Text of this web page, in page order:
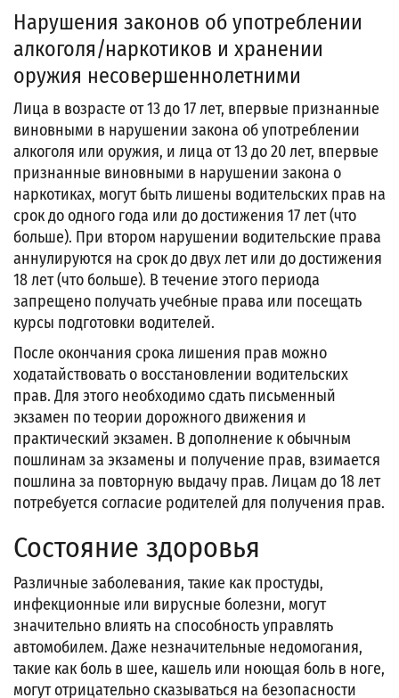
Нарушения законов об употреблении
алкоголя/наркотиков и хранении
оружия несовершеннолетними
Лица в возрасте от 13 до 17 лет, впервые признанные
виновными в нарушении закона об употреблении
алкоголя или оружия, и лица от 13 до 20 лет, впервые
признанные виновными в нарушении закона о
наркотиках, могут быть лишены водительских прав на
срок до одного года или до достижения 17 лет (что
больше). При втором нарушении водительские права
аннулируются на срок до двух лет или до достижения
18 лет (что больше). В течение этого периода
запрещено получать учебные права или посещать
курсы подготовки водителей.
После окончания срока лишения прав можно
ходатайствовать о восстановлении водительских
прав. Для этого необходимо сдать письменный
экзамен по теории дорожного движения и
практический экзамен. В дополнение к обычным
пошлинам за экзамены и получение прав, взимается
пошлина за повторную выдачу прав. Лицам до 18 лет
потребуется согласие родителей для получения прав.
Состояние здоровья
Различные заболевания, такие как простуды,
инфекционные или вирусные болезни, могут
значительно влиять на способность управлять
автомобилем. Даже незначительные недомогания,
такие как боль в шее, кашель или ноющая боль в ноге,
могут отрицательно сказываться на безопасности